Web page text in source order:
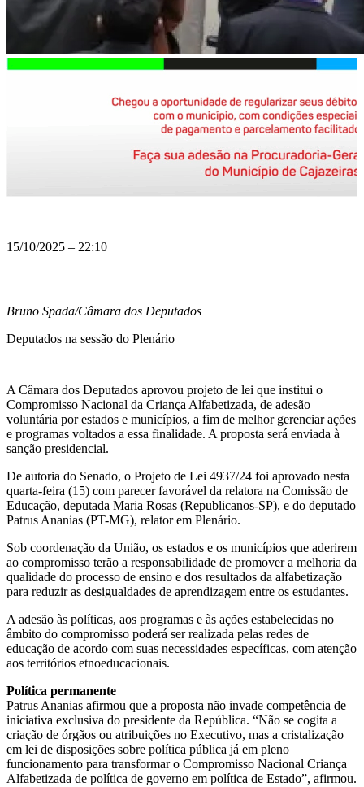
15/10/2025 – 22:10
Bruno Spada/Câmara dos Deputados
Deputados na sessão do Plenário
A Câmara dos Deputados aprovou projeto de lei que institui o
Compromisso Nacional da Criança Alfabetizada, de adesão
voluntária por estados e municípios, a fim de melhor gerenciar ações
e programas voltados a essa finalidade. A proposta será enviada à
sanção presidencial.
De autoria do Senado, o Projeto de Lei 4937/24 foi aprovado nesta
quarta-feira (15) com parecer favorável da relatora na Comissão de
Educação, deputada Maria Rosas (Republicanos-SP), e do deputado
Patrus Ananias (PT-MG), relator em Plenário.
Sob coordenação da União, os estados e os municípios que aderirem
ao compromisso terão a responsabilidade de promover a melhoria da
qualidade do processo de ensino e dos resultados da alfabetização
para reduzir as desigualdades de aprendizagem entre os estudantes.
A adesão às políticas, aos programas e às ações estabelecidas no
âmbito do compromisso poderá ser realizada pelas redes de
educação de acordo com suas necessidades específicas, com atenção
aos territórios etnoeducacionais.
Política permanente
Patrus Ananias afirmou que a proposta não invade competência de
iniciativa exclusiva do presidente da República. “Não se cogita a
criação de órgãos ou atribuições no Executivo, mas a cristalização
em lei de disposições sobre política pública já em pleno
funcionamento para transformar o Compromisso Nacional Criança
Alfabetizada de política de governo em política de Estado”, afirmou.